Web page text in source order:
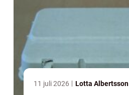
11 juli 2026 Lotta Albertsson